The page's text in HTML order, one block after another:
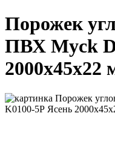
Порожек
ПВХ Myck
2000х45х22